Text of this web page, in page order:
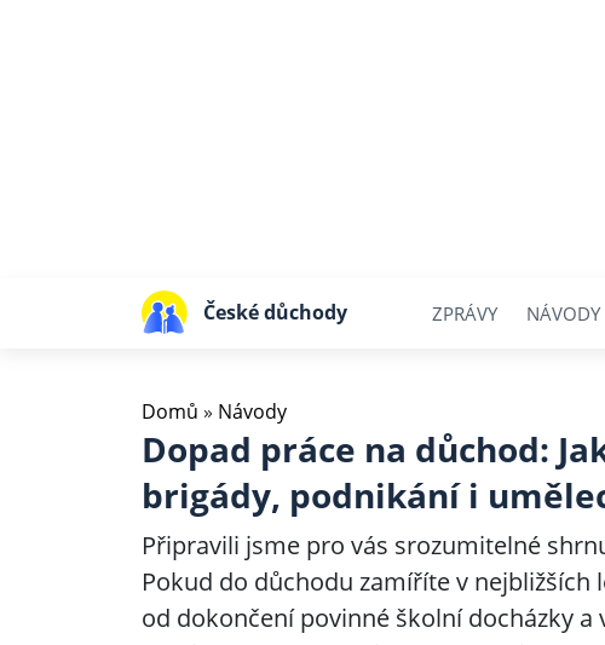
České důchody ZPRÁVY NÁVODY
Domů » Návody
Dopad práce na důchod:
brigády, podnikání i
Připravili jsme pro vás srozumitelné
Pokud do důchodu zamíříte v
od dokončení povinné školní docházky a